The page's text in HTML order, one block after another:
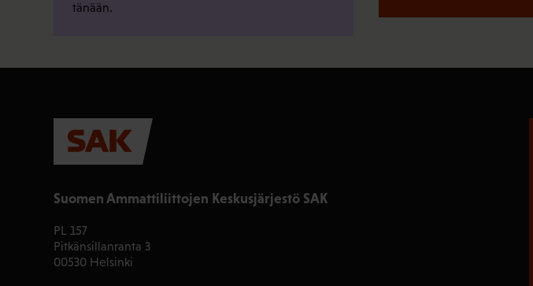
tänään.
Suomen Ammattiliittojen Keskusjärjestö SAK
PL 157
Pitkänsillanranta 3
00530 Helsinki